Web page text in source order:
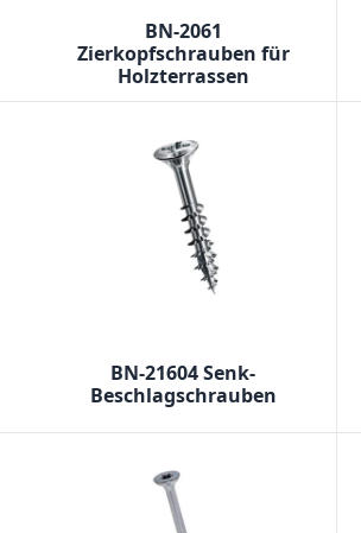
BN-2061
Zierkopfschrauben für
Holzterrassen
BN-21604 Senk-
Beschlagschrauben